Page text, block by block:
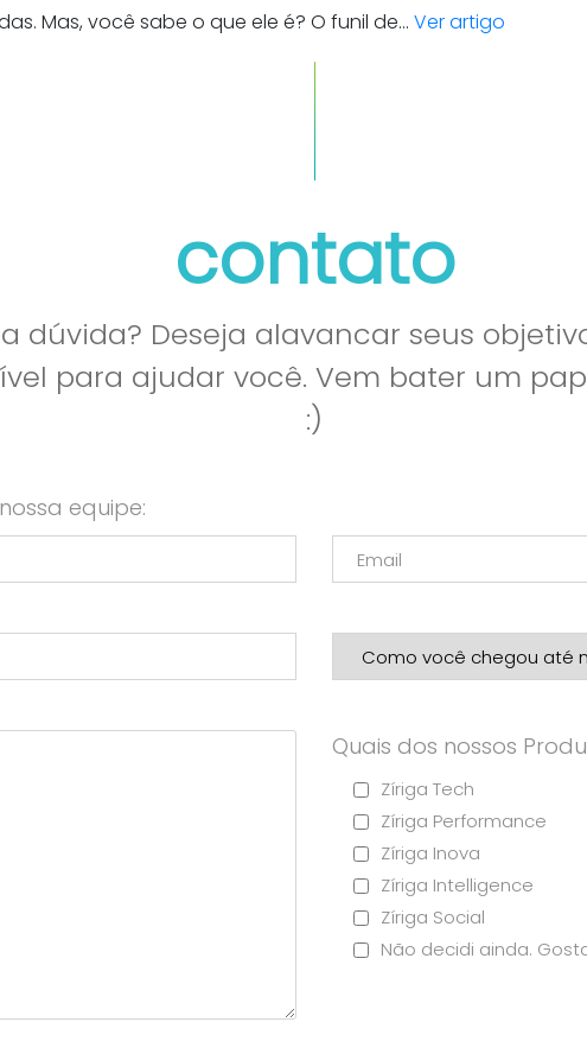
Mas, você sabe o que ele é? O funil de... Ver artigo
contato
dúvida? Deseja alavancar seus
para ajudar você. Vem bater um
:)
equipe:
Quais dos nossos
Zíriga Tech
Zíriga Performance
Zíriga Inova
Zíriga Intelligence
Zíriga Social
Não decidi ainda.